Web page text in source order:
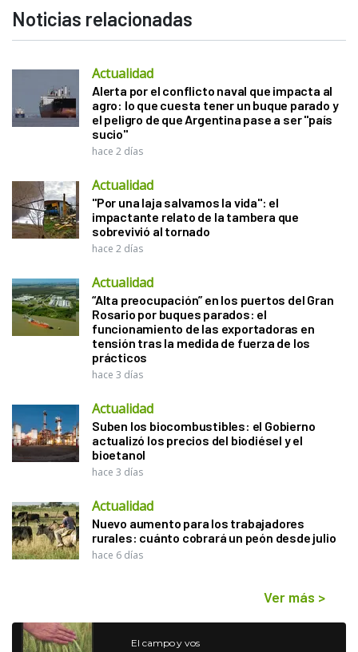
Noticias relacionadas
Actualidad
Alerta por el conflicto naval que impacta al
agro: lo que cuesta tener un buque parado y
el peligro de que Argentina pase a ser "país
sucio"
hace 2 días
Actualidad
"Por una laja salvamos la vida": el
impactante relato de la tambera que
sobrevivió al tornado
hace 2 días
Actualidad
“Alta preocupación” en los puertos del Gran
Rosario por buques parados: el
funcionamiento de las exportadoras en
tensión tras la medida de fuerza de los
prácticos
hace 3 días
Actualidad
Suben los biocombustibles: el Gobierno
actualizó los precios del biodiésel y el
bioetanol
hace 3 días
Actualidad
Nuevo aumento para los trabajadores
rurales: cuánto cobrará un peón desde julio
hace 6 días
Ver más >
El campo y vos